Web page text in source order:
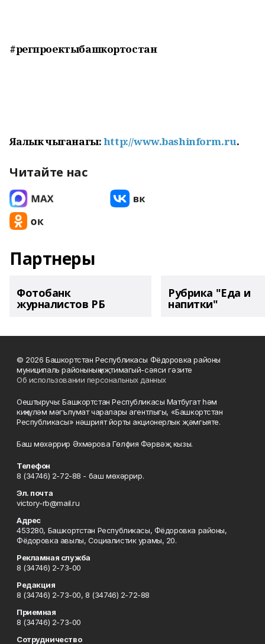
#регпроектыбашкортостан
Яңалык чыганагы:http://www.bashinform.ru.
Читайте нас
Партнеры
Фотобанк
журналистов РБ
Рубрика "Еда и
напитки"
© 2026 Башкортстан Республикасы Фёдоровка районы
муниципаль районының иҗтимагый-сәяси гәзите
Об использовании персональных данных
Оештыручы: Башкортстан Республикасы Матбугат һәм
киңкүләм мәгълүмат чаралары агентлыгы, «Башкортстан
Республикасы» нәшрият йорты акционерлык җәмгыяте.
Баш мөхәррир Әхмәрова Гөлфия Фәрвәҗ кызы.
Телефон
8 (34746) 2-72-88 - баш мөхәррир.
Эл. почта
victory-rb@mail.ru
Адрес
453280, Башкортстан Республикасы, Фёдоровка районы,
Фёдоровка авылы, Социалистик урамы, 20.
Рекламная служба
8 (34746) 2-73-00
Редакция
8 (34746) 2-73-00, 8 (34746) 2-72-88
Приемная
8 (34746) 2-73-00
Сотрудничество